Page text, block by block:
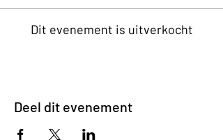
Dit evenement is uitverkocht
Deel dit evenement